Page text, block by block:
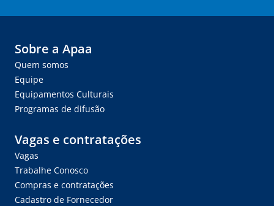
Sobre a Apaa
Quem somos
Equipe
Equipamentos Culturais
Programas de difusão
Vagas e contratações
Vagas
Trabalhe Conosco
Compras e contratações
Cadastro de Fornecedor